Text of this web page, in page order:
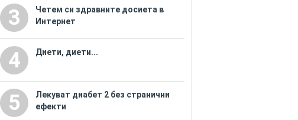
3
Четем си здравните досиета в
Интернет
4 Диети, диети...
5
Лекуват диабет 2 без странични
ефекти